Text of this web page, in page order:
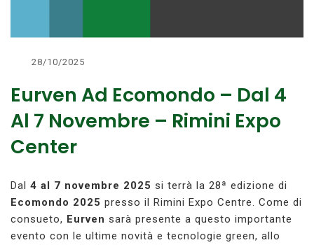
28/10/2025
Eurven Ad Ecomondo – Dal 4
Al 7 Novembre – Rimini Expo
Center
Dal 4 al 7 novembre 2025 si terrà la 28ª edizione di
Ecomondo 2025 presso il Rimini Expo Centre. Come di
consueto, Eurven sarà presente a questo importante
evento con le ultime novità e tecnologie green, allo